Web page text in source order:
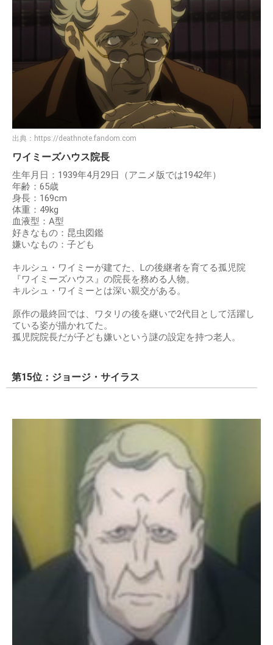
出典： https://deathnote.fandom.com
ワイミーズハウス院長
生年月日：1939年4月29日（アニメ版では1942年）
年齢：65歳
身長：169cm
体重：49kg
血液型：A型
好きなもの：昆虫図鑑
嫌いなもの：子ども
キルシュ・ワイミーが建てた、Lの後継者を育てる孤児院
『ワイミーズハウス』の院長を務める人物。
キルシュ・ワイミーとは深い親交がある。
原作の最終回では、ワタリの後を継いで2代目として活躍し
ている姿が描かれてた。
孤児院院長だが子ども嫌いという謎の設定を持つ老人。
第15位：ジョージ・サイラス